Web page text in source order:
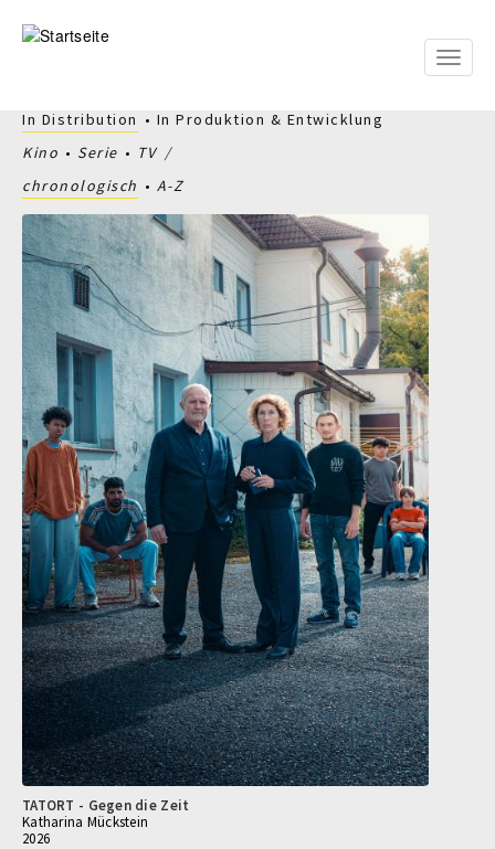
zum
Toggle
In Distribution
In Produktion & Entwicklung
Kino
Serie
TV
chronologisch
A-Z
TATORT - Gegen die Zeit
Katharina Mückstein
2026